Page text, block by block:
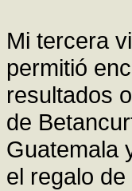
Mi tercera
permitió
resultados
de
Guatemala
el regalo